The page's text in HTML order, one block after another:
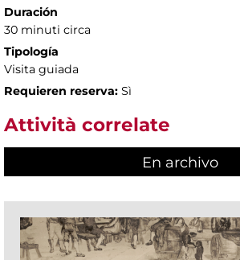
Duración
30 minuti circa
Tipología
Visita guiada
Requieren reserva: Sì
Attività correlate
En archivo